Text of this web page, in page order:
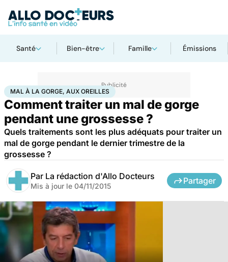
Santé Bien-être Famille Émissions
Accueil SantéBobos du quotidienMal à la gorge, aux oreilles
MAL À LA GORGE, AUX OREILLES
Comment traiter un mal de gorge
pendant une grossesse ?
Quels traitements sont les plus adéquats pour traiter un
mal de gorge pendant le dernier trimestre de la
grossesse ?
Par La rédaction d'Allo Docteurs
Mis à jour le 04/11/2015
Partager